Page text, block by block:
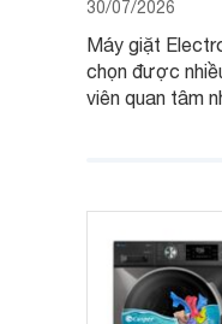
30/07/2026
Máy giặt
chọn được
viên quan tâm